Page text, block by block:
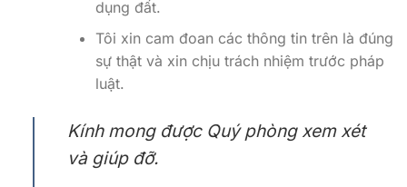
dụng đất.
Tôi xin cam đoan các thông tin trên là đúng
sự thật và xin chịu trách nhiệm trước pháp
luật.
Kính mong được Quý phòng xem xét
và giúp đỡ.